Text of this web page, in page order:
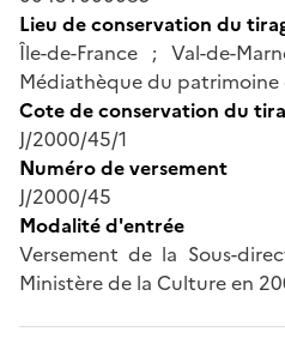
Lieu de conservation du
Île-de-France ; Val-de-
Médiathèque du
Cote de conservation du
J/2000/45/1
Numéro de versement
J/2000/45
Modalité d'entrée
Versement de la Sous-
Ministère de la Culture en